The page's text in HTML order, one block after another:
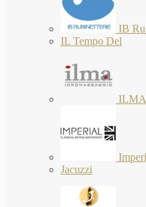
IB
IL Tempo Del
ILMA
Jacuzzi